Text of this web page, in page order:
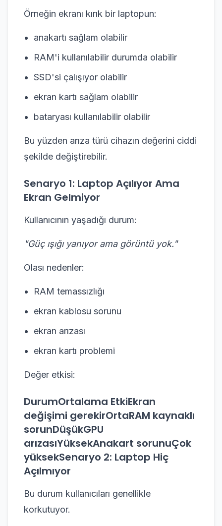
Örneğin ekranı kırık bir laptopun:
anakartı sağlam olabilir
RAM'i kullanılabilir durumda olabilir
SSD'si çalışıyor olabilir
ekran kartı sağlam olabilir
bataryası kullanılabilir olabilir
Bu yüzden arıza türü cihazın değerini ciddi
şekilde değiştirebilir.
Senaryo 1: Laptop Açılıyor Ama
Ekran Gelmiyor
Kullanıcının yaşadığı durum:
"Güç ışığı yanıyor ama görüntü yok."
Olası nedenler:
RAM temassızlığı
ekran kablosu sorunu
ekran arızası
ekran kartı problemi
Değer etkisi:
DurumOrtalama EtkiEkran
değişimi gerekirOrtaRAM kaynaklı
sorunDüşükGPU
arızasıYüksekAnakart sorunuÇok
yüksekSenaryo 2: Laptop Hiç
Açılmıyor
Bu durum kullanıcıları genellikle
korkutuyor.